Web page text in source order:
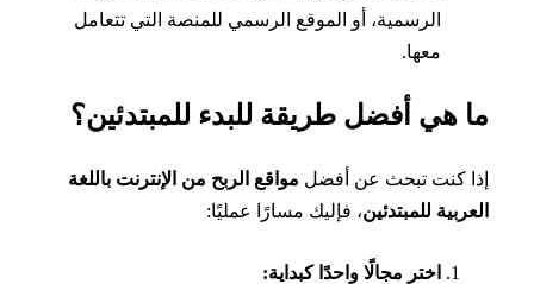
الرسمية، أو الموقع الرسمي للمنصة التي تتعامل
هي أفضل طريقة للبدء للمبتدئين؟
كنت تبحث عن أفضلمواقع الربح من الإنترنت باللغة
للمبتدئين، فإليك مسارًا عمليًا:
اختر مجالًا واحدًا كبداية: